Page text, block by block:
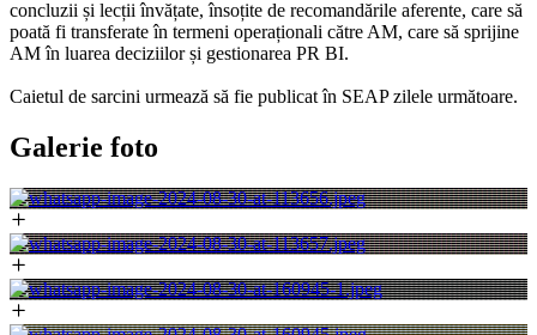
concluzii și lecții învățate, însoțite de recomandările aferente, care să
poată fi transferate în termeni operaționali către AM, care să sprijine
AM în luarea deciziilor și gestionarea PR BI.
Caietul de sarcini urmează să fie publicat în SEAP zilele următoare.
Galerie foto